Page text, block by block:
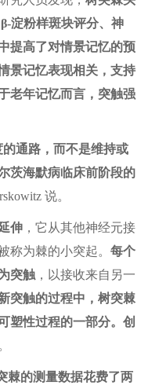
淀粉样斑块评分、神
提高了对情景记忆的预
景记忆表现相关，支持
老年记忆而言，突触强
通路，而不是维持或
茨海默病临床前阶段的
说。
伸，它从其他神经元接
称为棘的小突起。 每个
突触，以接收来自另一
突触的过程中，树突棘
塑性过程的一部分。创
。
棘的测量数据花费了两